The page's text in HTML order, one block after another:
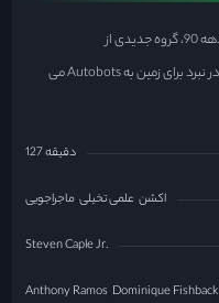
در طول دهه 90، گروه جدیدی از
ترانسفورماتورها - Maximals - به عنوان متحدان در نبرد برای زمین به Autobots می
127 دقیقه
اکشن علمی تخیلی ماجراجویی
Steven Caple Jr.
Anthony Ramos Dominique Fishback